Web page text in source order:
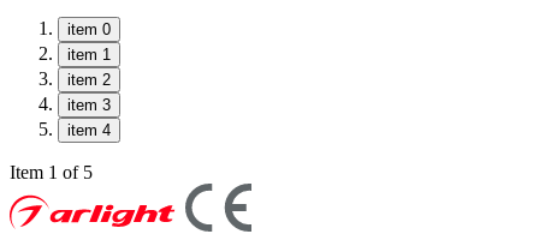
item 0
item 1
item 2
item 3
item 4
Item 1 of 5